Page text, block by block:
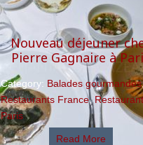
Nouveau déjeuner
Pierre Gagnaire à
Category: Balades gourmandes
Restaurants France,
Paris
Read More